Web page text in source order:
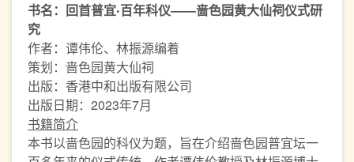
书名：回首普宜‧百年科仪——啬色园黄大仙祠仪式研
究
作者：谭伟伦、林振源编着
策划：啬色园黄大仙祠
出版：香港中和出版有限公司
出版日期：2023年7月
书籍简介
本书以啬色园的科仪为题，旨在介绍啬色园普宜坛一